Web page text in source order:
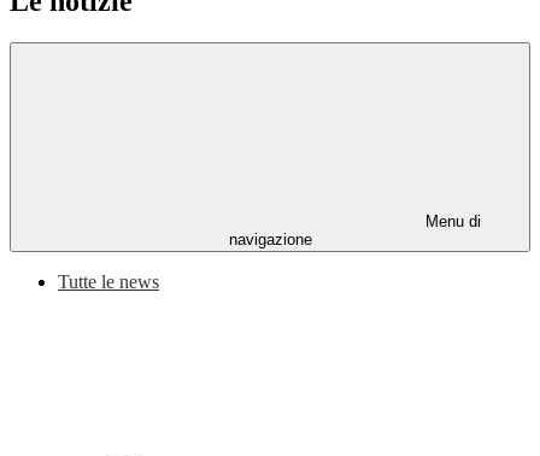
Menu di
navigazione
Tutte le news